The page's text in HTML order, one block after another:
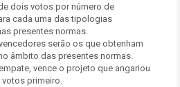
dois votos por número de
cada uma das tipologias
presentes normas.
serão os que obtenham
âmbito das presentes normas.
vence o projeto que angariou
votos primeiro.